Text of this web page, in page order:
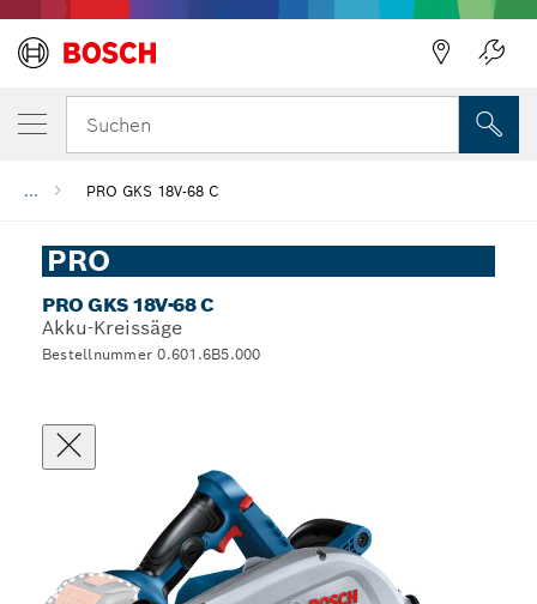
Suchen
... PRO GKS 18V-68 C
PRO
PRO GKS 18V-68 C
Akku-Kreissäge
Bestellnummer 0.601.6B5.000